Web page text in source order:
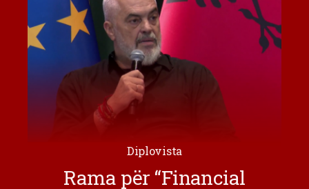
Diplovista
Rama për “Financial